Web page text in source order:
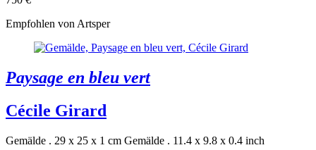
Empfohlen von Artsper
Paysage en bleu vert
Cécile Girard
Gemälde . 29 x 25 x 1 cm Gemälde . 11.4 x 9.8 x 0.4 inch